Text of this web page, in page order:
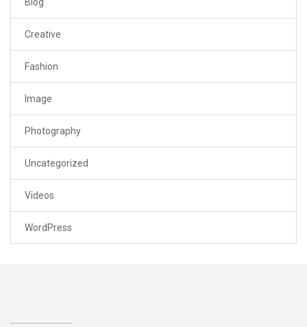
Creative
Fashion
Image
Photography
Uncategorized
Videos
WordPress